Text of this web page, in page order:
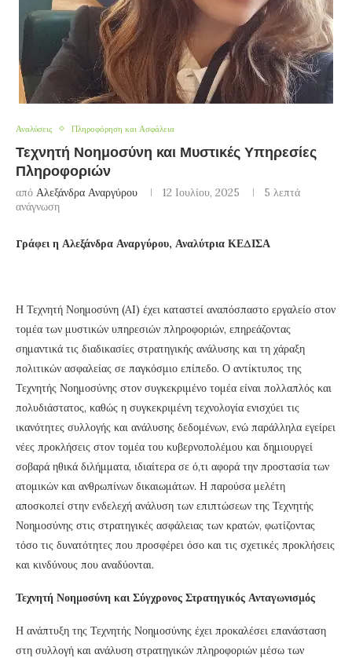
Αναλύσεις Πληροφόρηση και Ασφάλεια
Τεχνητή Νοημοσύνη και Μυστικές Υπηρεσίες
Πληροφοριών
από Αλεξάνδρα Αναργύρου 12 Ιουλίου, 2025
5 λεπτά
ανάγνωση
Γράφει η Αλεξάνδρα Αναργύρου, Αναλύτρια ΚΕΔΙΣΑ
Η Τεχνητή Νοημοσύνη (AI) έχει καταστεί αναπόσπαστο εργαλείο στον
τομέα των μυστικών υπηρεσιών πληροφοριών, επηρεάζοντας
σημαντικά τις διαδικασίες στρατηγικής ανάλυσης και τη χάραξη
πολιτικών ασφαλείας σε παγκόσμιο επίπεδο. Ο αντίκτυπος της
Τεχνητής Νοημοσύνης στον συγκεκριμένο τομέα είναι πολλαπλός και
πολυδιάστατος, καθώς η συγκεκριμένη τεχνολογία ενισχύει τις
ικανότητες συλλογής και ανάλυσης δεδομένων, ενώ παράλληλα εγείρει
νέες προκλήσεις στον τομέα του κυβερνοπολέμου και δημιουργεί
σοβαρά ηθικά διλήμματα, ιδιαίτερα σε ό,τι αφορά την προστασία των
ατομικών και ανθρωπίνων δικαιωμάτων. Η παρούσα μελέτη
αποσκοπεί στην ενδελεχή ανάλυση των επιπτώσεων της Τεχνητής
Νοημοσύνης στις στρατηγικές ασφάλειας των κρατών, φωτίζοντας
τόσο τις δυνατότητες που προσφέρει όσο και τις σχετικές προκλήσεις
και κινδύνους που αναδύονται.
Τεχνητή Νοημοσύνη και Σύγχρονος Στρατηγικός Ανταγωνισμός
Η ανάπτυξη της Τεχνητής Νοημοσύνης έχει προκαλέσει επανάσταση
στη συλλογή και ανάλυση στρατηγικών πληροφοριών μέσω των